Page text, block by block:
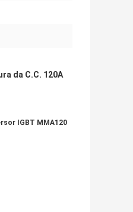
da C.C. 120A
IGBT MMA120